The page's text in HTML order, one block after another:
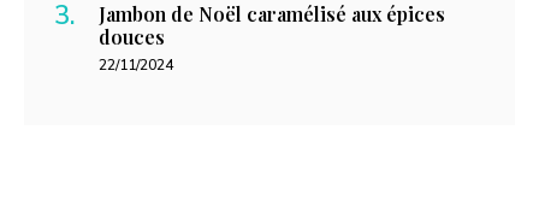
Jambon de Noël caramélisé aux épices
douces
22/11/2024